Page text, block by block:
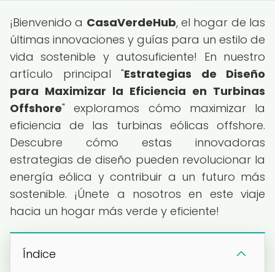
¡Bienvenido a CasaVerdeHub, el hogar de las
últimas innovaciones y guías para un estilo de
vida sostenible y autosuficiente! En nuestro
artículo principal "Estrategias de Diseño
para Maximizar la Eficiencia en Turbinas
Offshore" exploramos cómo maximizar la
eficiencia de las turbinas eólicas offshore.
Descubre cómo estas innovadoras
estrategias de diseño pueden revolucionar la
energía eólica y contribuir a un futuro más
sostenible. ¡Únete a nosotros en este viaje
hacia un hogar más verde y eficiente!
Índice